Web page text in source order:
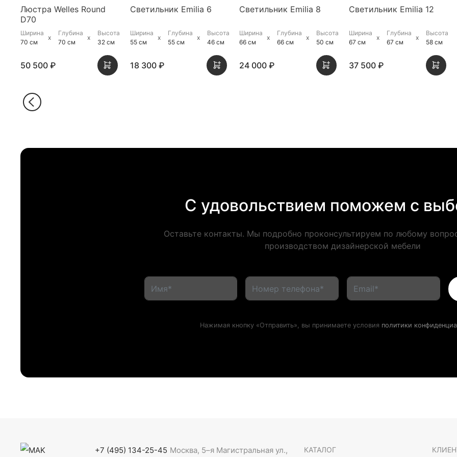
Люстра Welles Round
D70
Ширина
70 см
Глубина
70 см
Высота
32 см
50 500 ₽
Светильник Emilia 6
Ширина
55 см
Глубина
55 см
Высота
46 см
18 300 ₽
Светильник Emilia 8
Ширина
66 см
Глубина
66 см
Высота
50 см
24 000 ₽
Светильник Emilia 12
Ширина
67 см
Глубина
67 см
Высота
58 см
37 500 ₽
С удовольствием поможем с
Оставьте контакты. Мы подробно проконсультируем по любому
производством дизайнерской мебели
Нажимая кнопку «Отправить», вы принимаете условия политики
+7 (495) 134-25-45 Москва, 5–я Магистральная ул., КАТАЛОГ